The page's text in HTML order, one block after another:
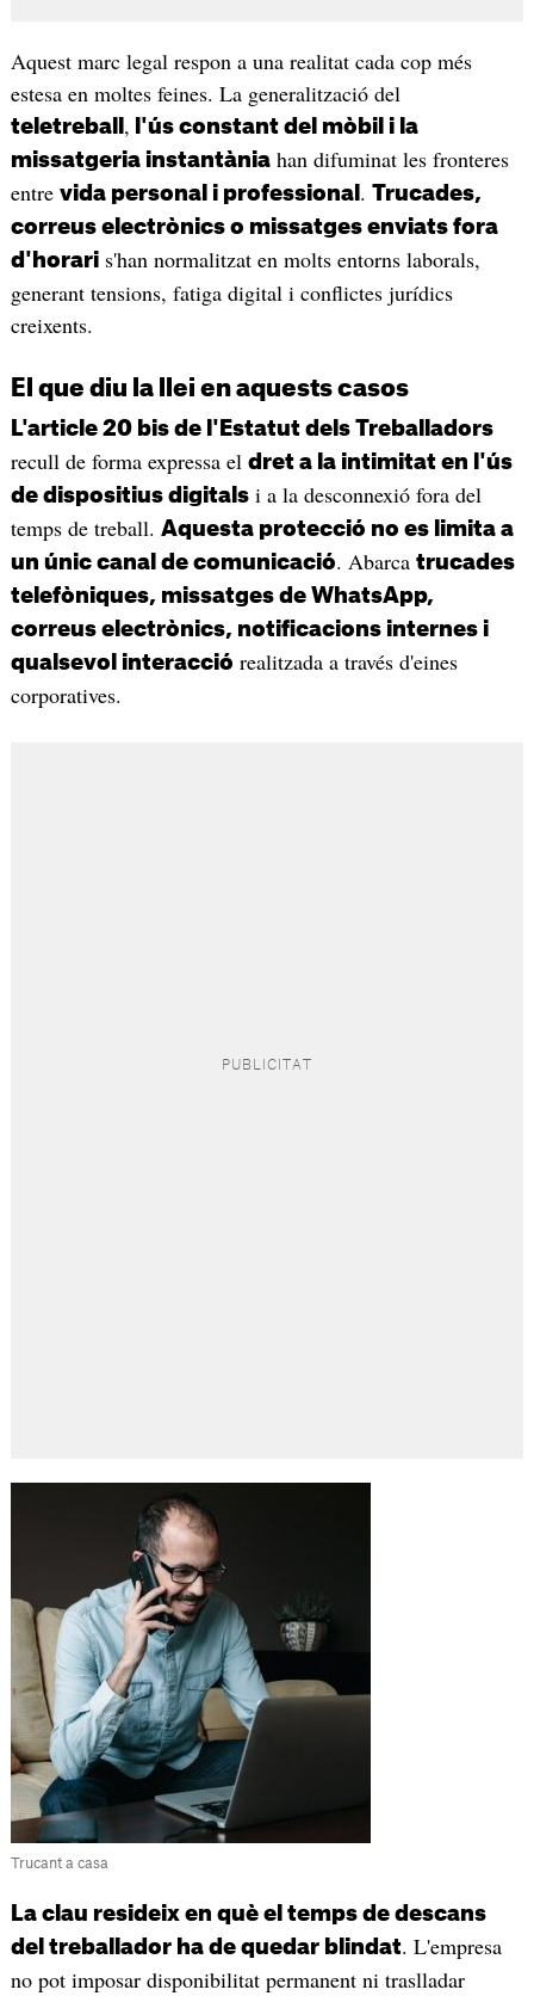
Aquest marc legal respon a una realitat cada cop més
estesa en moltes feines. La generalització del
teletreball , l'ús constant del mòbil i la
missatgeria instantàniahan difuminat les fronteres
entre vida personal i professional . Trucades,
correus electrònics o missatges enviats fora
d'horaris'han normalitzat en molts entorns laborals,
generant tensions, fatiga digital i conflictes jurídics
creixents.
El que diu la llei en aquests casos
L'article 20 bis de l'Estatut dels Treballadors
recull de forma expressa el dret a la intimitat en l'ús
de dispositius digitalsi a la desconnexió fora del
temps de treball. Aquesta protecció no es limita a
un únic canal de comunicació. Abarca trucades
telefòniques, missatges de WhatsApp,
correus electrònics, notificacions internes i
qualsevol interacció realitzada a través d'eines
corporatives.
Trucant a casa
La clau resideix en què el temps de descans
del treballador ha de quedar blindat. L'empresa
no pot imposar disponibilitat permanent ni traslladar